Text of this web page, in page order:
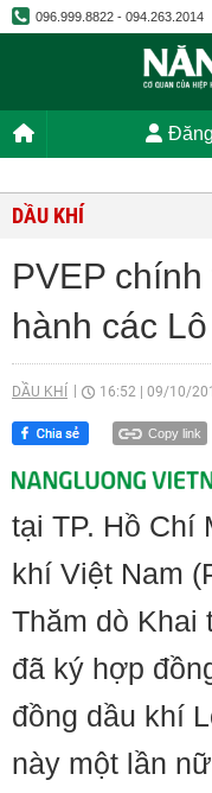
096.999.8822 - 094.263.2014
DẦU KHÍ
PVEP
hành các
DẦU KHÍ 16:52 09/10/
Copy link
tại TP. Hồ Chí
khí Việt Nam
Thăm dò Khai
đã ký hợp
đồng dầu khí
này một lần